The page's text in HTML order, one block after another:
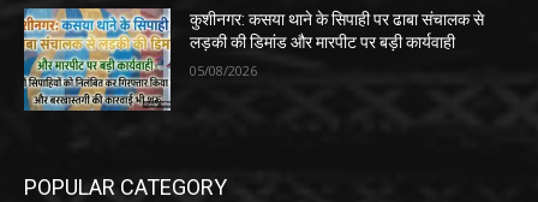
कुशीनगर: कसया थाने के सिपाही पर ढाबा संचालक से
लड़की की डिमांड और मारपीट पर बड़ी कार्यवाही
05/08/2026
POPULAR CATEGORY